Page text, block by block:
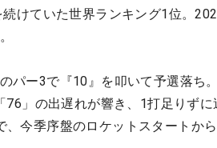
続けていた世界ランキング1位。
パー3で『10』を叩いて予選落ち
76」の出遅れが響き、1打足りず
今季序盤のロケットスタートか